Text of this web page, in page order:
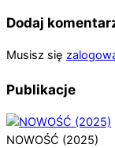
Dodaj
Musisz się
Publikacje
NOWOŚĆ (2025)